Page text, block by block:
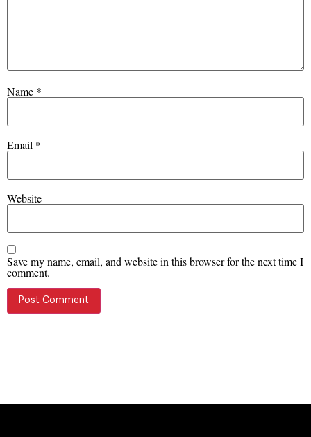
Name *
Email *
Website
Save my name, email, and website in this browser for the next time I
comment.